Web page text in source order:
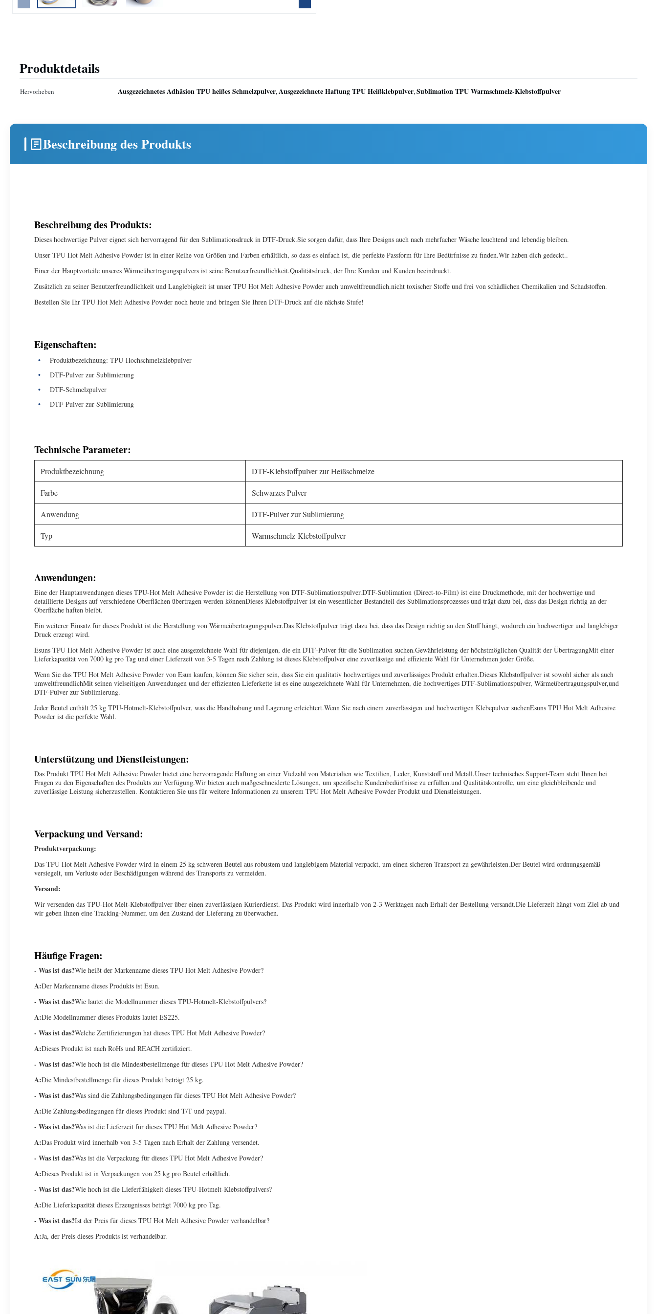
Produktdetails
Hervorheben Ausgezeichnetes Adhäsion TPU heißes Schmelzpulver,Ausgezeichnete Haftung TPU Heißklebpulver,Sublimation TPU Warmschmelz-Klebstoffpulver
Beschreibung des Produkts
Beschreibung des Produkts:
Dieses hochwertige Pulver eignet sich hervorragend für den Sublimationsdruck in DTF-Druck.Sie sorgen dafür, dass Ihre Designs auch nach mehrfacher Wäsche leuchtend und lebendig bleiben.
Unser TPU Hot Melt Adhesive Powder ist in einer Reihe von Größen und Farben erhältlich, so dass es einfach ist, die perfekte Passform für Ihre Bedürfnisse zu finden.Wir haben dich gedeckt..
Einer der Hauptvorteile unseres Wärmeübertragungspulvers ist seine Benutzerfreundlichkeit.Qualitätsdruck, der Ihre Kunden und Kunden beeindruckt.
Zusätzlich zu seiner Benutzerfreundlichkeit und Langlebigkeit ist unser TPU Hot Melt Adhesive Powder auch umweltfreundlich.nicht toxischer Stoffe und frei von schädlichen Chemikalien und Schadstoffen.
Bestellen Sie Ihr TPU Hot Melt Adhesive Powder noch heute und bringen Sie Ihren DTF-Druck auf die nächste Stufe!
Eigenschaften:
Produktbezeichnung: TPU-Hochschmelzklebpulver
DTF-Pulver zur Sublimierung
DTF-Schmelzpulver
DTF-Pulver zur Sublimierung
Technische Parameter:
Produktbezeichnung DTF-Klebstoffpulver zur Heißschmelze
Farbe Schwarzes Pulver
Anwendung DTF-Pulver zur Sublimierung
Typ Warmschmelz-Klebstoffpulver
Anwendungen:
Eine der Hauptanwendungen dieses TPU-Hot Melt Adhesive Powder ist die Herstellung von DTF-Sublimationspulver.DTF-Sublimation (Direct-to-Film) ist eine Druckmethode, mit der hochwertige und
detaillierte Designs auf verschiedene Oberflächen übertragen werden könnenDieses Klebstoffpulver ist ein wesentlicher Bestandteil des Sublimationsprozesses und trägt dazu bei, dass das Design richtig an der
Oberfläche haften bleibt.
Ein weiterer Einsatz für dieses Produkt ist die Herstellung von Wärmeübertragungspulver.Das Klebstoffpulver trägt dazu bei, dass das Design richtig an den Stoff hängt, wodurch ein hochwertiger und langlebiger
Druck erzeugt wird.
Esuns TPU Hot Melt Adhesive Powder ist auch eine ausgezeichnete Wahl für diejenigen, die ein DTF-Pulver für die Sublimation suchen.Gewährleistung der höchstmöglichen Qualität der ÜbertragungMit einer
Lieferkapazität von 7000 kg pro Tag und einer Lieferzeit von 3-5 Tagen nach Zahlung ist dieses Klebstoffpulver eine zuverlässige und effiziente Wahl für Unternehmen jeder Größe.
Wenn Sie das TPU Hot Melt Adhesive Powder von Esun kaufen, können Sie sicher sein, dass Sie ein qualitativ hochwertiges und zuverlässiges Produkt erhalten.Dieses Klebstoffpulver ist sowohl sicher als auch
umweltfreundlichMit seinen vielseitigen Anwendungen und der effizienten Lieferkette ist es eine ausgezeichnete Wahl für Unternehmen, die hochwertiges DTF-Sublimationspulver, Wärmeübertragungspulver,und
DTF-Pulver zur Sublimierung.
Jeder Beutel enthält 25 kg TPU-Hotmelt-Klebstoffpulver, was die Handhabung und Lagerung erleichtert.Wenn Sie nach einem zuverlässigen und hochwertigen Klebepulver suchenEsuns TPU Hot Melt Adhesive
Powder ist die perfekte Wahl.
Unterstützung und Dienstleistungen:
Das Produkt TPU Hot Melt Adhesive Powder bietet eine hervorragende Haftung an einer Vielzahl von Materialien wie Textilien, Leder, Kunststoff und Metall.Unser technisches Support-Team steht Ihnen bei
Fragen zu den Eigenschaften des Produkts zur Verfügung.Wir bieten auch maßgeschneiderte Lösungen, um spezifische Kundenbedürfnisse zu erfüllen.und Qualitätskontrolle, um eine gleichbleibende und
zuverlässige Leistung sicherzustellen. Kontaktieren Sie uns für weitere Informationen zu unserem TPU Hot Melt Adhesive Powder Produkt und Dienstleistungen.
Verpackung und Versand:
Produktverpackung:
Das TPU Hot Melt Adhesive Powder wird in einem 25 kg schweren Beutel aus robustem und langlebigem Material verpackt, um einen sicheren Transport zu gewährleisten.Der Beutel wird ordnungsgemäß
versiegelt, um Verluste oder Beschädigungen während des Transports zu vermeiden.
Versand:
Wir versenden das TPU-Hot Melt-Klebstoffpulver über einen zuverlässigen Kurierdienst. Das Produkt wird innerhalb von 2-3 Werktagen nach Erhalt der Bestellung versandt.Die Lieferzeit hängt vom Ziel ab und
wir geben Ihnen eine Tracking-Nummer, um den Zustand der Lieferung zu überwachen.
Häufige Fragen:
- Was ist das?Wie heißt der Markenname dieses TPU Hot Melt Adhesive Powder?
A:Der Markenname dieses Produkts ist Esun.
- Was ist das?Wie lautet die Modellnummer dieses TPU-Hotmelt-Klebstoffpulvers?
A:Die Modellnummer dieses Produkts lautet ES225.
- Was ist das?Welche Zertifizierungen hat dieses TPU Hot Melt Adhesive Powder?
A:Dieses Produkt ist nach RoHs und REACH zertifiziert.
- Was ist das?Wie hoch ist die Mindestbestellmenge für dieses TPU Hot Melt Adhesive Powder?
A:Die Mindestbestellmenge für dieses Produkt beträgt 25 kg.
- Was ist das?Was sind die Zahlungsbedingungen für dieses TPU Hot Melt Adhesive Powder?
A:Die Zahlungsbedingungen für dieses Produkt sind T/T und paypal.
- Was ist das?Was ist die Lieferzeit für dieses TPU Hot Melt Adhesive Powder?
A:Das Produkt wird innerhalb von 3-5 Tagen nach Erhalt der Zahlung versendet.
- Was ist das?Was ist die Verpackung für dieses TPU Hot Melt Adhesive Powder?
A:Dieses Produkt ist in Verpackungen von 25 kg pro Beutel erhältlich.
- Was ist das?Wie hoch ist die Lieferfähigkeit dieses TPU-Hotmelt-Klebstoffpulvers?
A:Die Lieferkapazität dieses Erzeugnisses beträgt 7000 kg pro Tag.
- Was ist das?Ist der Preis für dieses TPU Hot Melt Adhesive Powder verhandelbar?
A:Ja, der Preis dieses Produkts ist verhandelbar.